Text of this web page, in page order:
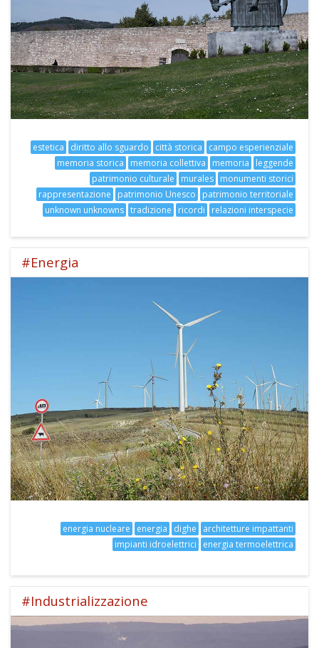
campo esperienziale
città storica
diritto allo sguardo
estetica
leggende
memoria
memoria collettiva
memoria storica
monumenti storici
murales
patrimonio culturale
patrimonio territoriale
patrimonio Unesco
rappresentazione
relazioni interspecie
ricordi
tradizione
unknown unknowns
#Energia
architetture impattanti
dighe
energia
energia nucleare
energia termoelettrica
impianti idroelettrici
#Industrializzazione